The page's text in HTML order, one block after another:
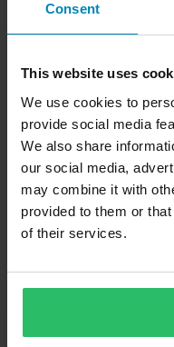
Consent
This website uses
We use cookies to
provide social media
We also share
our social media,
may combine it with
provided to them or
of their services.